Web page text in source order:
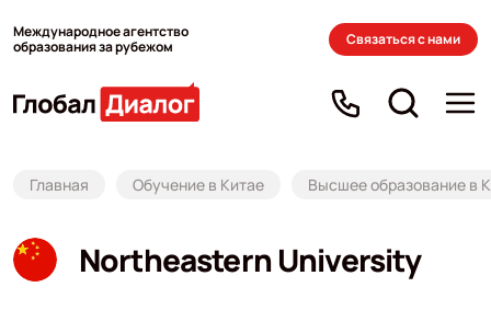
Международное агентство
образования за рубежом
Связаться с нами
Главная Обучение в Китае Высшее образование в
Northeastern University